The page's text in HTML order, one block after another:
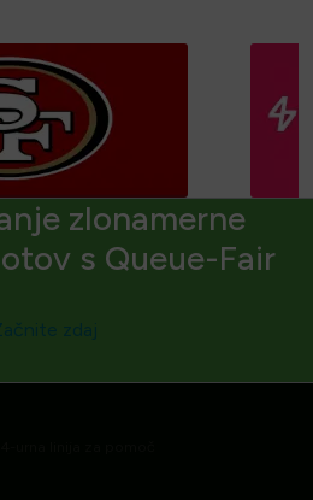
zlonamerne
s Queue-Fair